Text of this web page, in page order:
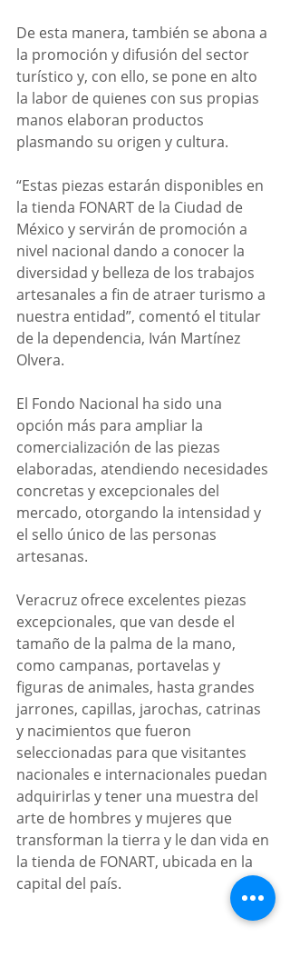
De esta manera, también se abona a
la promoción y difusión del sector
turístico y, con ello, se pone en alto
la labor de quienes con sus propias
manos elaboran productos
plasmando su origen y cultura.
“Estas piezas estarán disponibles en
la tienda FONART de la Ciudad de
México y servirán de promoción a
nivel nacional dando a conocer la
diversidad y belleza de los trabajos
artesanales a fin de atraer turismo a
nuestra entidad”, comentó el titular
de la dependencia, Iván Martínez
Olvera.
El Fondo Nacional ha sido una
opción más para ampliar la
comercialización de las piezas
elaboradas, atendiendo necesidades
concretas y excepcionales del
mercado, otorgando la intensidad y
el sello único de las personas
artesanas.
Veracruz ofrece excelentes piezas
excepcionales, que van desde el
tamaño de la palma de la mano,
como campanas, portavelas y
figuras de animales, hasta grandes
jarrones, capillas, jarochas, catrinas
y nacimientos que fueron
seleccionadas para que visitantes
nacionales e internacionales puedan
adquirirlas y tener una muestra del
arte de hombres y mujeres que
transforman la tierra y le dan vida en
la tienda de FONART, ubicada en la
capital del país.